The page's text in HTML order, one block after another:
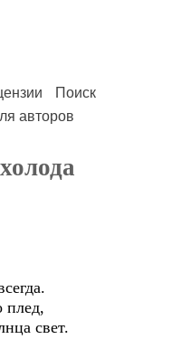
Поиск
авторов
плед,
свет.